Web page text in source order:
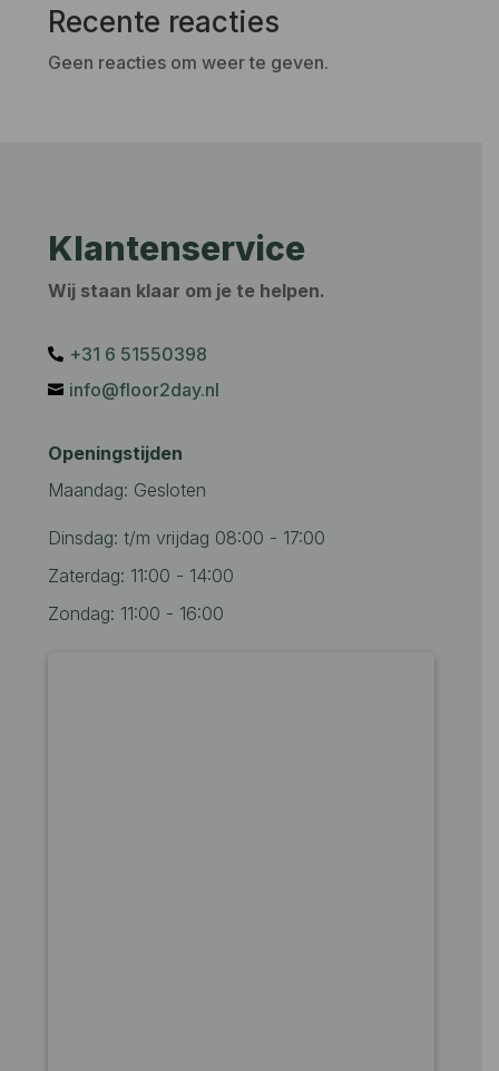
Recente reacties
Geen reacties om weer te geven.
Klantenservice
Wij staan klaar om je te helpen.
 +31 6 51550398‬
 info@floor2day.nl
Openingstijden
Maandag: Gesloten
Dinsdag: t/m vrijdag 08:00 - 17:00
Zaterdag: 11:00 - 14:00
Zondag: 11:00 - 16:00